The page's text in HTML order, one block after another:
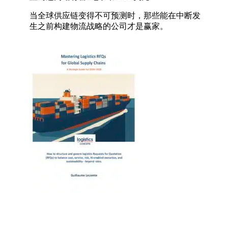
当全球供应链变得不可预测时，那些能在中断发
生之前构建物流战略的公司才是赢家。